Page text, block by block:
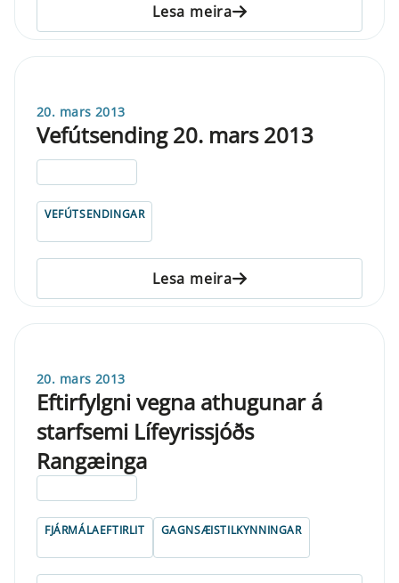
Lesa meira
20. mars 2013
Vefútsending 20. mars 2013
VEFÚTSENDINGAR
Lesa meira
20. mars 2013
Eftirfylgni vegna athugunar á
starfsemi Lífeyrissjóðs
Rangæinga
FJÁRMÁLAEFTIRLIT GAGNSÆISTILKYNNINGAR